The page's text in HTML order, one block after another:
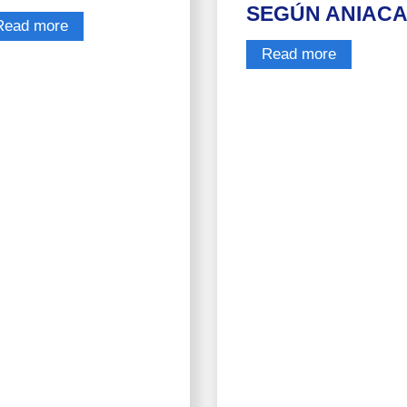
more
SEGÚN
Read more